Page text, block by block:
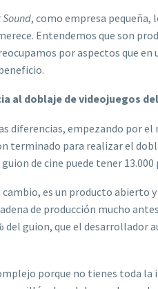
, como empresa pequeña,
Entendemos que son
por aspectos que
al doblaje de videojuegos
diferencias, empezando por
terminado para realizar el
de cine puede tener
cambio, es un producto abierto
de producción mucho
del guion, que el desarrollador
porque no tienes toda la